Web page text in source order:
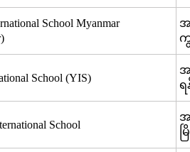
School Myanmar
အ
က
School (YIS)
အ
ရ
School
အ